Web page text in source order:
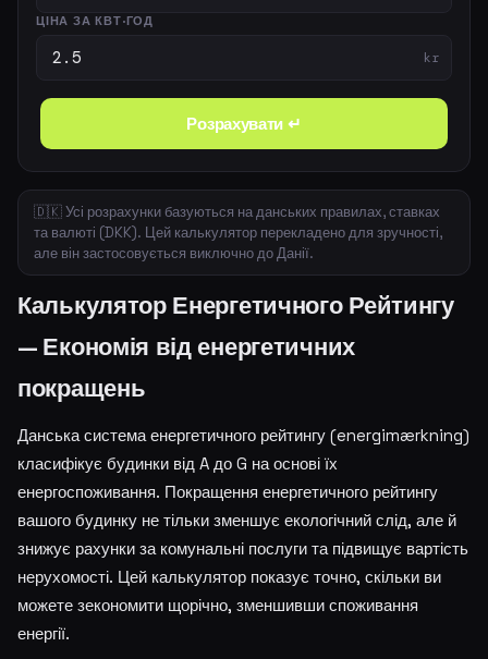
ЦІНА ЗА КВТ·ГОД
kr
Розрахувати ↵
🇩🇰 Усі розрахунки базуються на данських правилах, ставках
та валюті (DKK). Цей калькулятор перекладено для зручності,
але він застосовується виключно до Данії.
Калькулятор Енергетичного Рейтингу
— Економія від енергетичних
покращень
Данська система енергетичного рейтингу (energimærkning)
класифікує будинки від A до G на основі їх
енергоспоживання. Покращення енергетичного рейтингу
вашого будинку не тільки зменшує екологічний слід, але й
знижує рахунки за комунальні послуги та підвищує вартість
нерухомості. Цей калькулятор показує точно, скільки ви
можете зекономити щорічно, зменшивши споживання
енергії.